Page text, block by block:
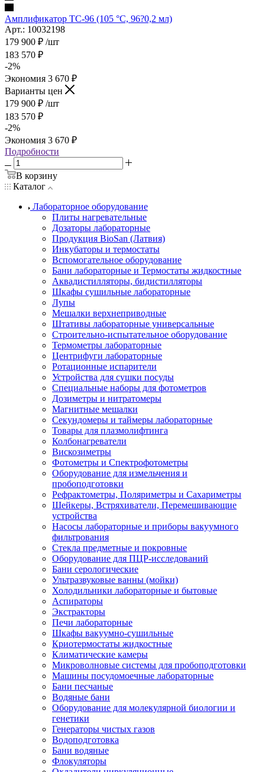
Амплификатор TC-96 (105 °C, 96?0,2 мл)
Арт.: 10032198
179 900 ₽ /шт
183 570 ₽
-2%
Экономия 3 670 ₽
Варианты цен
179 900 ₽ /шт
183 570 ₽
-2%
Экономия 3 670 ₽
Подробности
В корзину
Каталог
Лабораторное оборудование
Плиты нагревательные
Дозаторы лабораторные
Продукция BioSan (Латвия)
Инкубаторы и термостаты
Вспомогательное оборудование
Бани лабораторные и Термостаты жидкостные
Аквадистилляторы, бидистилляторы
Шкафы сушильные лабораторные
Лупы
Мешалки верхнеприводные
Штативы лабораторные универсальные
Строительно-испытательное оборудование
Термометры лабораторные
Центрифуги лабораторные
Ротационные испарители
Устройства для сушки посуды
Специальные наборы для фотометров
Дозиметры и нитратомеры
Магнитные мешалки
Секундомеры и таймеры лабораторные
Товары для плазмолифтинга
Колбонагреватели
Вискозиметры
Фотометры и Спектрофотометры
Оборудование для измельчения и
пробоподготовки
Рефрактометры, Поляриметры и Сахариметры
Шейкеры, Встряхиватели, Перемешивающие
устройства
Насосы лабораторные и приборы вакуумного
фильтрования
Стекла предметные и покровные
Оборудование для ПЦР-исследований
Бани серологические
Ультразвуковые ванны (мойки)
Холодильники лабораторные и бытовые
Аспираторы
Экстракторы
Печи лабораторные
Шкафы вакуумно-сушильные
Криотермостаты жидкостные
Климатические камеры
Микроволновые системы для пробоподготовки
Машины посудомоечные лабораторные
Бани песчаные
Водяные бани
Оборудование для молекулярной биологии и
генетики
Генераторы чистых газов
Водоподготовка
Бани водяные
Флокуляторы